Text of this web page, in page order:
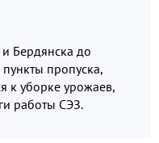
Бердянска до
пропуска,
к уборке урожаев,
работы СЭЗ.